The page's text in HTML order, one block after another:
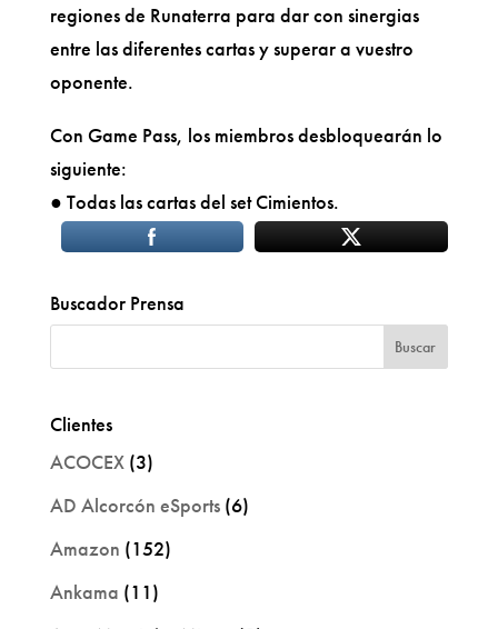
regiones de Runaterra para dar con sinergias
entre las diferentes cartas y superar a vuestro
oponente.
Con Game Pass, los miembros desbloquearán lo
siguiente:
● Todas las cartas del set Cimientos.
Buscador Prensa
Clientes
ACOCEX(3)
AD Alcorcón eSports(6)
Amazon (152)
Ankama (11)